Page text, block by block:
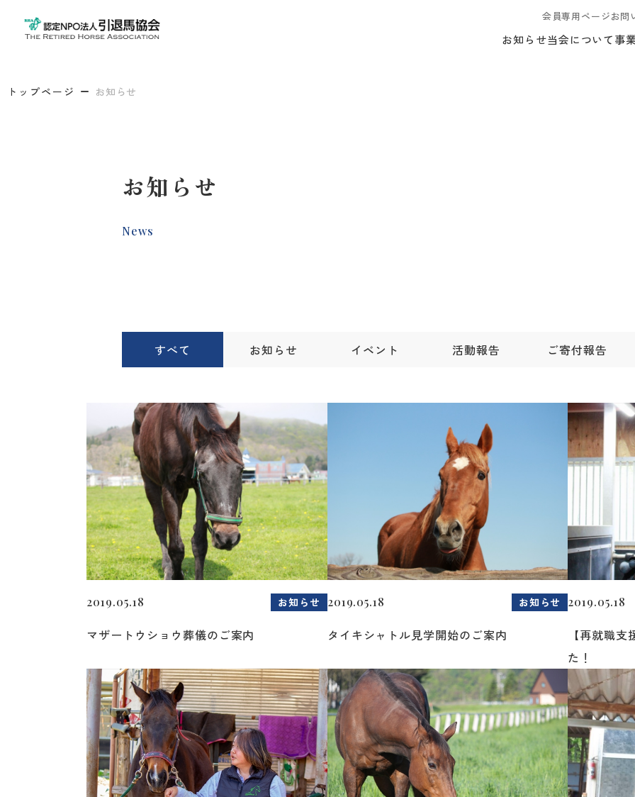
会員専用ページお問
お知らせ当会について事
トップページ お知らせ
お知らせ
News
すべて お知らせ イベント 活動報告 ご寄付報告
2019.05.18 お知らせ
マザートウショウ葬儀のご案内
2019.05.18 お知らせ
タイキシャトル見学開始のご案内
2019.05.18
【再就職
た！